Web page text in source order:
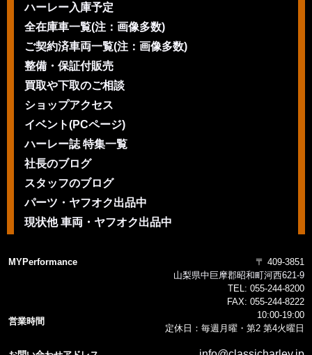
ハーレー入庫予定
全在庫車一覧(注：画像多数)
ご契約済車両一覧(注：画像多数)
整備・保証付販売
買取や下取のご相談
ショップアクセス
イベント(PCページ)
ハーレー誌 特集一覧
社長のブログ
スタッフのブログ
パーツ・ヤフオク出品中
現状他 車両・ヤフオク出品中
MYPerformance
〒 409-3851
山梨県中巨摩郡昭和町河西621-9
TEL: 055-244-8200
FAX: 055-244-8222
営業時間
10:00-19:00
定休日：毎週月曜・第2 第4火曜日